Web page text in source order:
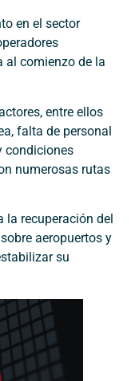
en el sector
al comienzo de la
entre ellos
falta de personal
condiciones
numerosas rutas
la recuperación del
aeropuertos y
su